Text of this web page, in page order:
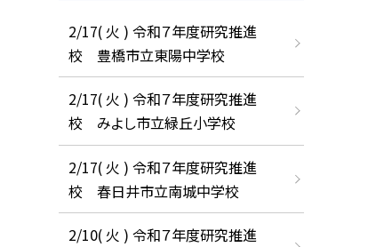
2/17( 火 ) 令和７年度研究推進
校 豊橋市立東陽中学校
2/17( 火 ) 令和７年度研究推進
校 みよし市立緑丘小学校
2/17( 火 ) 令和７年度研究推進
校 春日井市立南城中学校
2/10( 火 ) 令和７年度研究推進